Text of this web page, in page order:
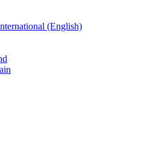
(English)